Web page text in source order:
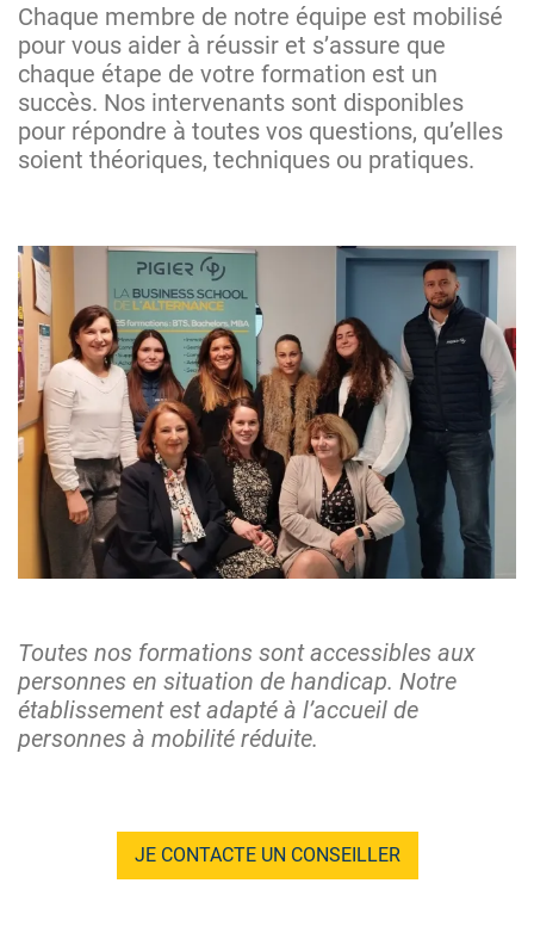
Chaque membre de notre équipe est mobilisé
pour vous aider à réussir et s’assure que
chaque étape de votre formation est un
succès. Nos intervenants sont disponibles
pour répondre à toutes vos questions, qu’elles
soient théoriques, techniques ou pratiques.
Image
Toutes nos formations sont accessibles aux
personnes en situation de handicap. Notre
établissement est adapté à l’accueil de
personnes à mobilité réduite.
JE CONTACTE UN CONSEILLER